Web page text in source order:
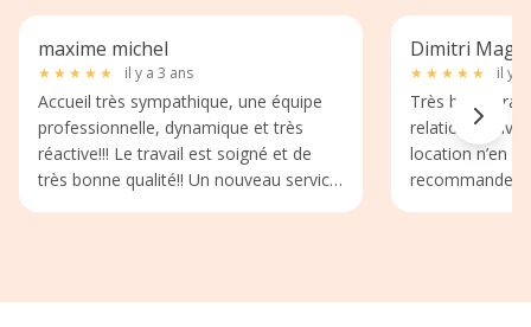
maxime michel
★ ★ ★ ★ ★ il y a 3 ans
Accueil très sympathique, une équipe
professionnelle, dynamique et très
réactive!!! Le travail est soigné et de
très bonne qualité!! Un nouveau service
Dimitri
★ ★ ★ ★ ★ il y a
Très bon
relationnel
location n’en
recommande